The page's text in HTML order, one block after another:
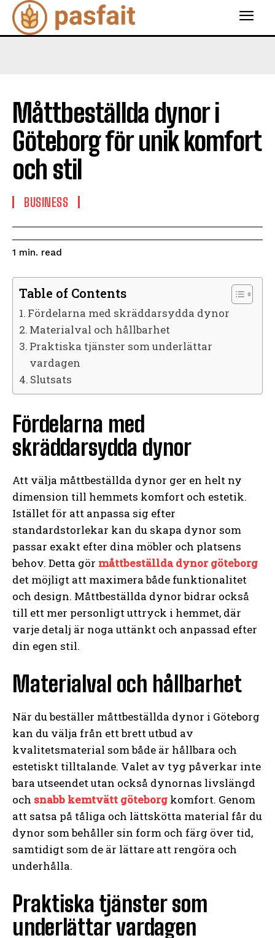
Måttbeställda dynor i
Göteborg för unik komfort
och stil
BUSINESS
1 min. read
Table of Contents
Fördelarna med skräddarsydda dynor
Materialval och hållbarhet
Praktiska tjänster som underlättar
vardagen
Slutsats
Fördelarna med
skräddarsydda dynor
Att välja måttbeställda dynor ger en helt ny
dimension till hemmets komfort och estetik.
Istället för att anpassa sig efter
standardstorlekar kan du skapa dynor som
passar exakt efter dina möbler och platsens
behov. Detta gör måttbeställda dynor göteborg
det möjligt att maximera både funktionalitet
och design. Måttbeställda dynor bidrar också
till ett mer personligt uttryck i hemmet, där
varje detalj är noga uttänkt och anpassad efter
din egen stil.
Materialval och hållbarhet
När du beställer måttbeställda dynor i Göteborg
kan du välja från ett brett utbud av
kvalitetsmaterial som både är hållbara och
estetiskt tilltalande. Valet av tyg påverkar inte
bara utseendet utan också dynornas livslängd
och snabb kemtvätt göteborg komfort. Genom
att satsa på tåliga och lättskötta material får du
dynor som behåller sin form och färg över tid,
samtidigt som de är lättare att rengöra och
underhålla.
Praktiska tjänster som
underlättar vardagen